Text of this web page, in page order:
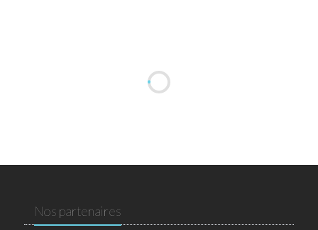
Nos partenaires